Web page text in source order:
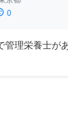
0
理栄養士が